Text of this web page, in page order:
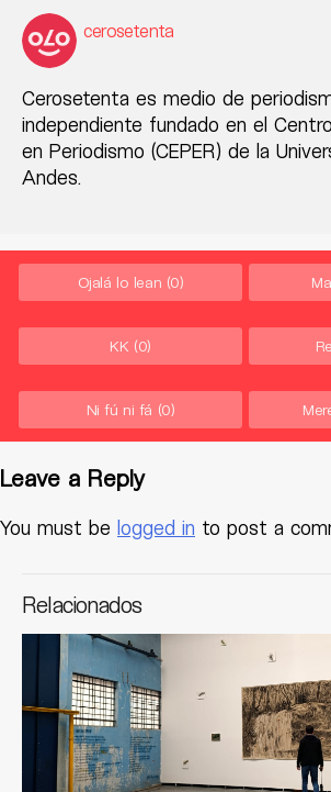
cerosetenta
Cerosetenta es medio de
independiente fundado en el
en Periodismo (CEPER) de la
Andes.
Ojalá lo lean (0)
KK (0)
Ni fú ni fá (0)
Leave a Reply
You must be logged in to post a
Relacionados